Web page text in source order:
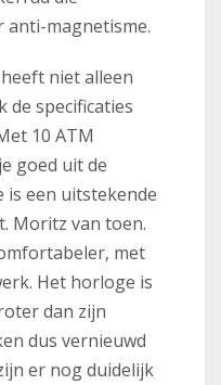
anti-magnetisme.
niet alleen
de specificaties
10 ATM
goed uit de
is een uitstekende
Moritz van toen.
met
Het horloge is
dan zijn
dus vernieuwd
er nog duidelijk